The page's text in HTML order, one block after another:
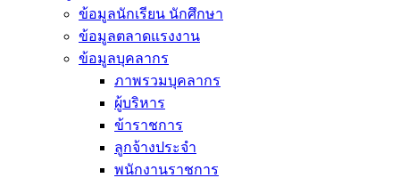
ข้อมูลนักเรียน นักศึกษา
ข้อมูลตลาดแรงงาน
ข้อมูลบุคลากร
ภาพรวมบุคลากร
ผู้บริหาร
ข้าราชการ
ลูกจ้างประจำ
พนักงานราชการ